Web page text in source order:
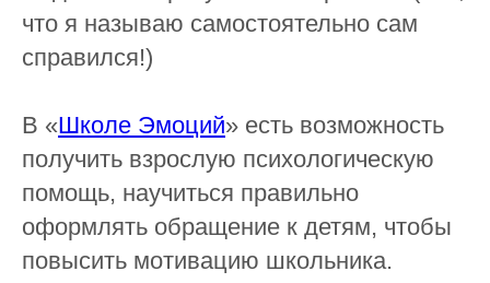
что я называю самостоятельно сам
справился!)
В «Школе Эмоций» есть возможность
получить взрослую психологическую
помощь, научиться правильно
оформлять обращение к детям, чтобы
повысить мотивацию школьника.